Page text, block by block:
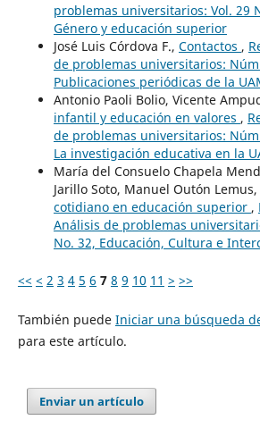
problemas universitarios: Vol. 29
Género y educación superior
José Luis Córdova F., Contactos ,
de problemas universitarios:
Publicaciones periódicas de la
Antonio Paoli Bolio, Vicente
infantil y educación en valores ,
de problemas universitarios:
La investigación educativa en la
María del Consuelo Chapela
Jarillo Soto, Manuel Outón Lemus,
cotidiano en educación superior ,
Análisis de problemas
No. 32, Educación, Cultura e
<< < 2 3 4 5 6 7 8 9 10 11 > >>
También puede Iniciar una búsqueda
para este artículo.
Enviar un artículo